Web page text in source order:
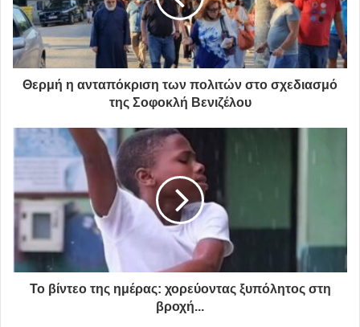
Περιορισμένος αριθμός προσκλήσεων
Προσέλευση τουλάχιστον μία ώρα πριν την έναρξη
της εκδήλωσης
Προσέλευση και αποχώρηση των θεατών
Θερμομέτρηση και χρήση αντισηπτικού
Απολύμανση των χωρών της εκδήλωσης πριν και
μετά από αυτήν
Τήρηση των αποστάσεων μεταξύ των θεατών όπως
ορίζουν οι σχετικές εγκύκλιοι
Προσωπικό ταξιθεσίας και φύλαξης της εκδήλωσης
Απαγόρευση μετακινήσεις των θεατών κατά τη
διάρκεια της εκδήλωσης
Θερμή η ανταπόκριση των πολιτών στο σχεδιασμό
της Σοφοκλή Βενιζέλου
Το βίντεο της ημέρας: χορεύοντας ξυπόλητος στη
βροχή...